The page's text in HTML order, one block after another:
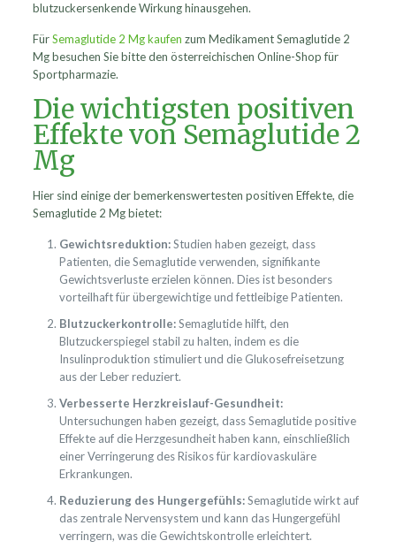
blutzuckersenkende Wirkung hinausgehen.
FürSemaglutide 2 Mg kaufen zum Medikament Semaglutide 2
Mg besuchen Sie bitte den österreichischen Online-Shop für
Sportpharmazie.
Die wichtigsten positiven
Effekte von Semaglutide 2
Mg
Hier sind einige der bemerkenswertesten positiven Effekte, die
Semaglutide 2 Mg bietet:
Gewichtsreduktion:Studien haben gezeigt, dass
Patienten, die Semaglutide verwenden, signifikante
Gewichtsverluste erzielen können. Dies ist besonders
vorteilhaft für übergewichtige und fettleibige Patienten.
Blutzuckerkontrolle:Semaglutide hilft, den
Blutzuckerspiegel stabil zu halten, indem es die
Insulinproduktion stimuliert und die Glukosefreisetzung
aus der Leber reduziert.
Verbesserte Herzkreislauf-Gesundheit:
Untersuchungen haben gezeigt, dass Semaglutide positive
Effekte auf die Herzgesundheit haben kann, einschließlich
einer Verringerung des Risikos für kardiovaskuläre
Erkrankungen.
Reduzierung des Hungergefühls:Semaglutide wirkt auf
das zentrale Nervensystem und kann das Hungergefühl
verringern, was die Gewichtskontrolle erleichtert.